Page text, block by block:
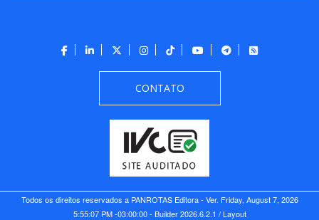
CONTATO
Todos os direitos reservados a PANROTAS Editora - Ver. Friday, August 7, 2026
5:55:07 PM -03:00:00 - Builder 2026.6.2.1 / Layout